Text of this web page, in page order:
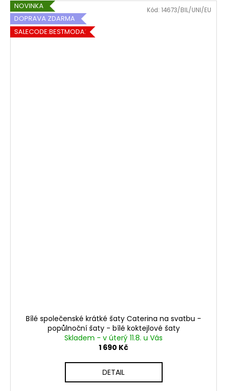
NOVINKA
DOPRAVA ZDARMA
SALECODE:BESTMODA20:20:%
Bílé společenské krátké šaty Caterina na svatbu -
popůlnoční šaty - bílé koktejlové šaty
Skladem - v úterý 11.8. u Vás
1 690 Kč
DETAIL
Kód: 14673/BIL/UNI/EU